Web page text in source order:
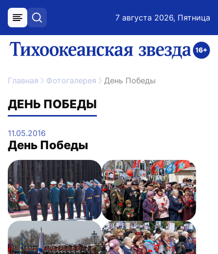
меню поиск 7 августа 2026, Пятница
ссылка на главную
Главная Фотогалерея День Победы
ДЕНЬ ПОБЕДЫ
11.05.2016
День Победы